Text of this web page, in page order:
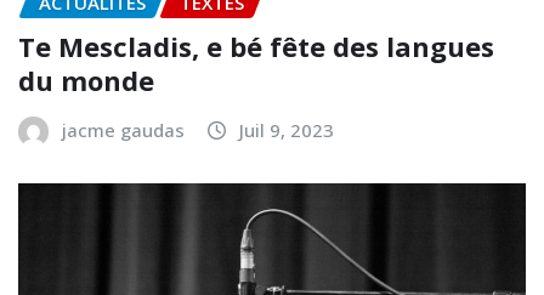
Te Mescladis, e bé fête des langues
du monde
jacme gaudas Juil 9, 2023